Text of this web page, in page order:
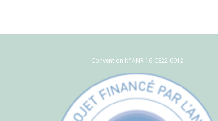
Convention N°ANR-16-CE22-0012